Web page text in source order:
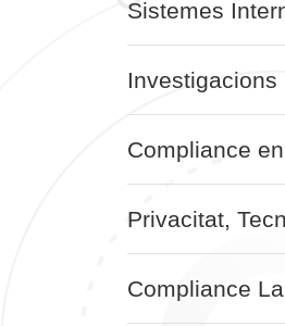
Sistemes
Compliance
Privacitat,
Compliance